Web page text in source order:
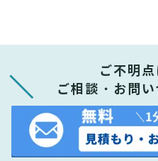
ご不明
ご相談・お問